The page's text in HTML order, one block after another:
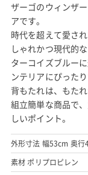
ザーゴのウィンザ
アです。
時代を超えて愛さ
しゃれかつ現代的
ターコイズブルー
ンテリアにぴったり
背もたれは、もた
組立簡単な商品で
しいポイント。
外形寸法 幅53cm 奥
素材 ポリプロピレン